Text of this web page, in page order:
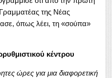
της Νέας
όπως λέει, τη «σούπα»
κέντρου
ώρες για μια διαφορετική